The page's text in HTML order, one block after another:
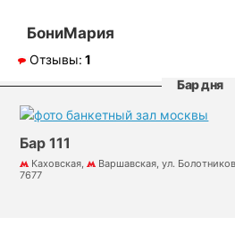
БониМария
Отзывы: 1
Бар дня
Бар 111
Каховская,
Варшавская, ул.
7677